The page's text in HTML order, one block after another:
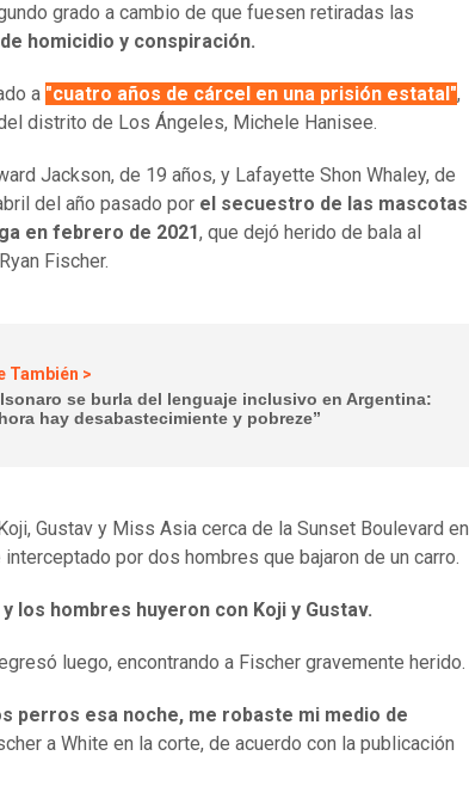
grado a cambio de que fuesen retiradas las
homicidio y conspiración.
a "cuatro años de cárcel en una prisión estatal",
distrito de Los Ángeles, Michele Hanisee.
Jackson, de 19 años, y Lafayette Shon Whaley, de
del año pasado por el secuestro de las mascotas
en febrero de 2021, que dejó herido de bala al
Fischer.
También >
se burla del lenguaje inclusivo en Argentina:
hay desabastecimiente y pobreze”
Gustav y Miss Asia cerca de la Sunset Boulevard en
por dos hombres que bajaron de un carro.
los hombres huyeron con Koji y Gustav.
luego, encontrando a Fischer gravemente herido.
perros esa noche, me robaste mi medio de
a White en la corte, de acuerdo con la publicación